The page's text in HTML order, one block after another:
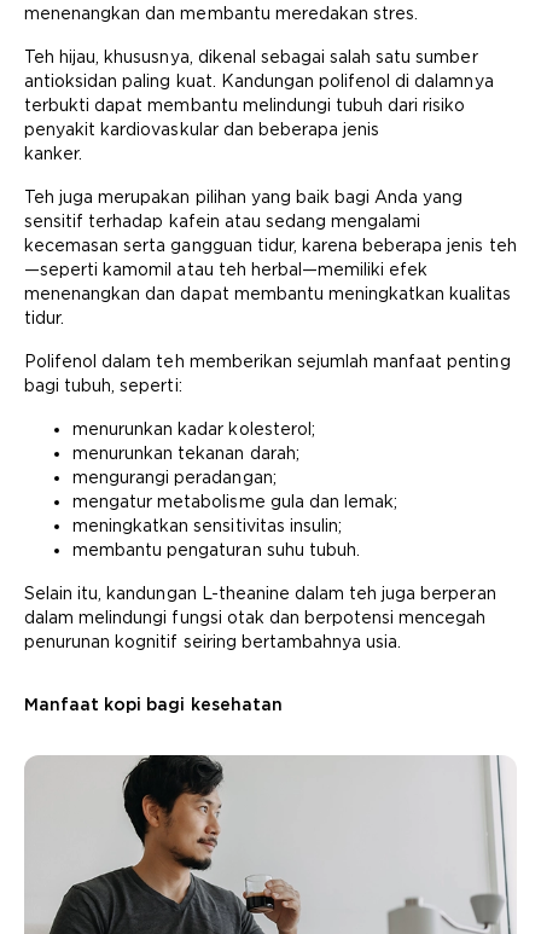
menenangkan dan membantu meredakan stres.
Teh hijau, khususnya, dikenal sebagai salah satu sumber
antioksidan paling kuat. Kandungan polifenol di dalamnya
terbukti dapat membantu melindungi tubuh dari risiko
penyakit kardiovaskular dan beberapa jenis
kanker.
Teh juga merupakan pilihan yang baik bagi Anda yang
sensitif terhadap kafein atau sedang mengalami
kecemasan serta gangguan tidur, karena beberapa jenis teh
—seperti kamomil atau teh herbal—memiliki efek
menenangkan dan dapat membantu meningkatkan kualitas
tidur.
Polifenol dalam teh memberikan sejumlah manfaat penting
bagi tubuh, seperti:
menurunkan kadar kolesterol;
menurunkan tekanan darah;
mengurangi peradangan;
mengatur metabolisme gula dan lemak;
meningkatkan sensitivitas insulin;
membantu pengaturan suhu tubuh.
Selain itu, kandungan L-theanine dalam teh juga berperan
dalam melindungi fungsi otak dan berpotensi mencegah
penurunan kognitif seiring bertambahnya usia.
Manfaat kopi bagi kesehatan